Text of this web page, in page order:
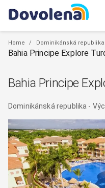
Home / Dominikánská republika
Bahia Principe Explore
Bahia Principe
Dominikánská republika -